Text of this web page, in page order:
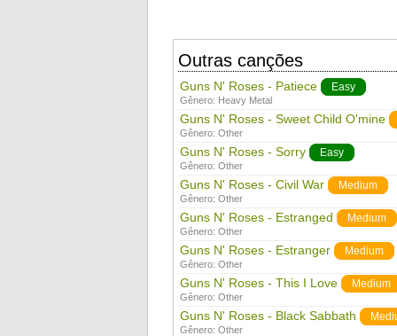
Outras canções
Guns N' Roses - Patiece Easy
Gênero: Heavy Metal
Guns N' Roses - Sweet Child O'mine
Gênero: Other
Guns N' Roses - Sorry Easy
Gênero: Other
Guns N' Roses - Civil War Medium
Gênero: Other
Guns N' Roses - Estranged Medium
Gênero: Other
Guns N' Roses - Estranger Medium
Gênero: Other
Guns N' Roses - This I Love Medium
Gênero: Other
Guns N' Roses - Black Sabbath
Gênero: Other